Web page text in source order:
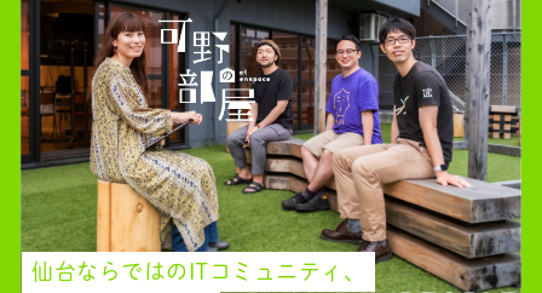
仙台ならではのITコミュニティ、